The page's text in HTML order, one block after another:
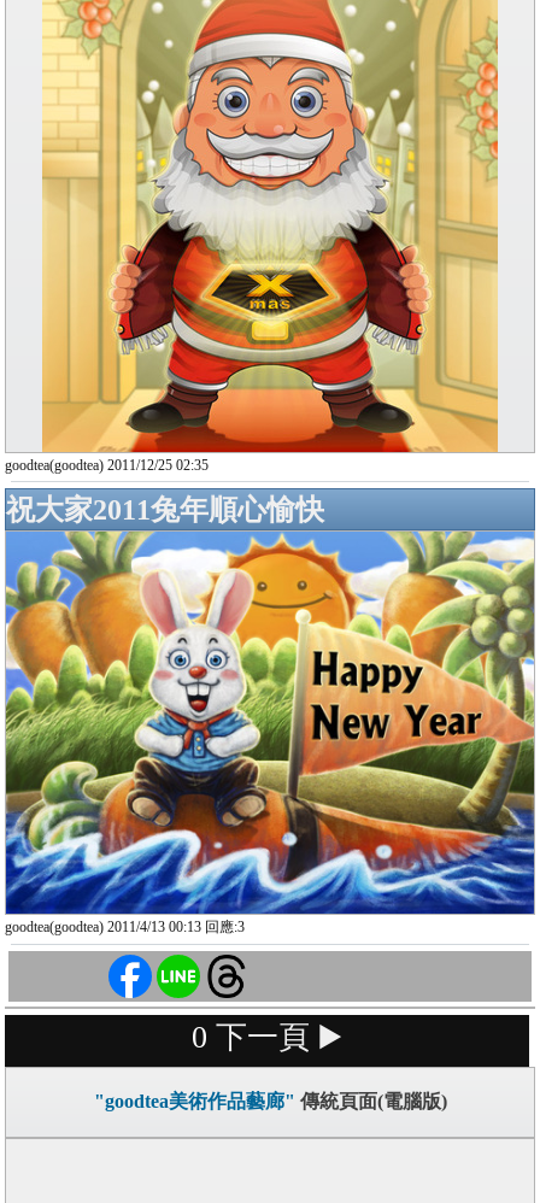
goodtea(goodtea) 2011/12/25 02:35
祝大家2011兔年順心愉快
goodtea(goodtea) 2011/4/13 00:13 回應:3
0 下一頁 ▶️
"goodtea美術作品藝廊" 傳統頁面(電腦版)